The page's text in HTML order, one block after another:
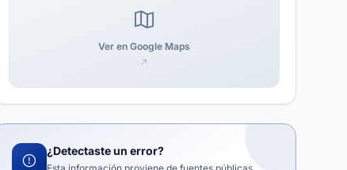
Ver en Google Maps
¿Detectaste un error?